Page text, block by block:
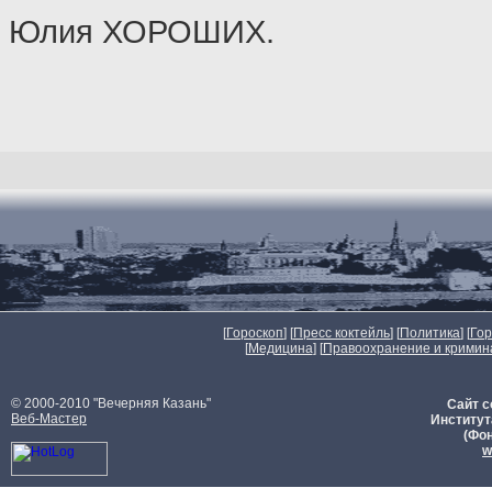
Юлия ХОРОШИХ.
[Гороскоп] [Пресс коктейль] [Политика] [
[Медицина] [Правоохранение и
© 2000-2010 "Вечерняя Казань"
Веб-Мастер
Сайт